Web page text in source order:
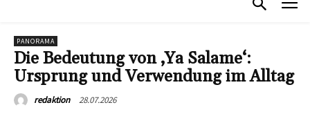
PANORAMA
Die Bedeutung von ‚Ya Salame‘:
Ursprung und Verwendung im Alltag
redaktion 28.07.2026